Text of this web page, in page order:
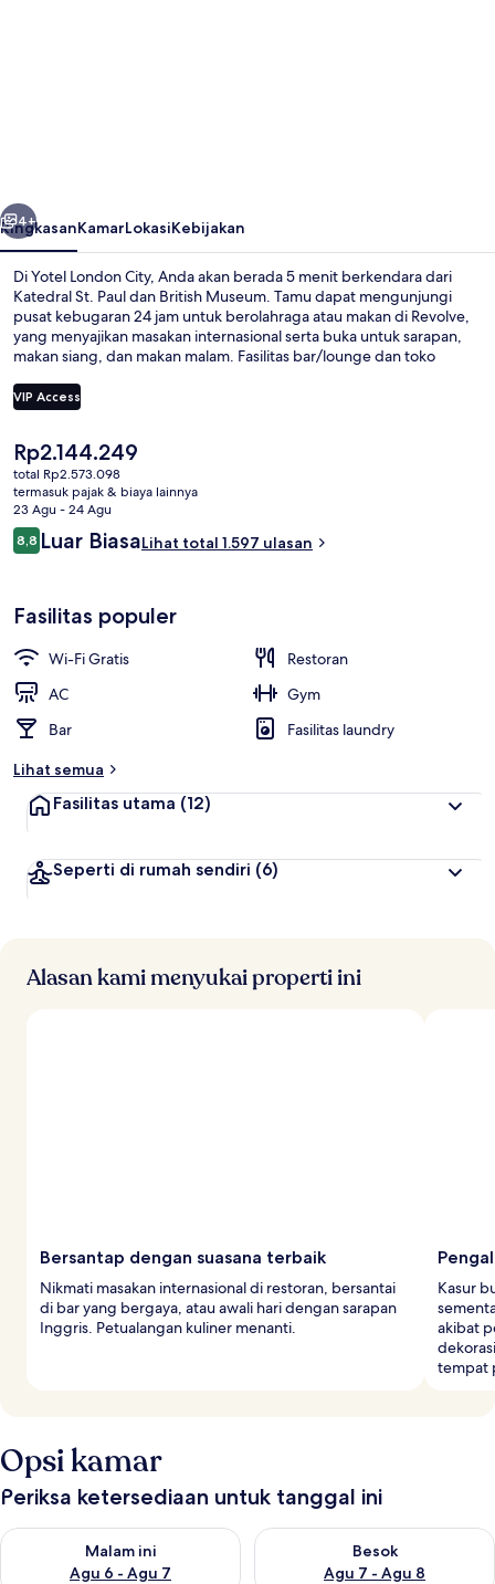
Berikutnya
4+
RingkasanKamarLokasiKebijakan
Di Yotel London City, Anda akan berada 5 menit berkendara dari
Katedral St. Paul dan British Museum. Tamu dapat mengunjungi
pusat kebugaran 24 jam untuk berolahraga atau makan di Revolve,
yang menyajikan masakan internasional serta buka untuk sarapan,
makan siang, dan makan malam. Fasilitas bar/lounge dan toko
lokasinya untuk mengunjungi tempat menarik dan karena sangat
dekat dari transportasi umum: Stasiun Bawah Tanah Farringdon
VIP Access
Harga
saat
ini
Rp2.144.249
Rp2.144.249
total Rp2.573.098
termasuk pajak & biaya lainnya
23 Agu - 24 Agu
Ulasan
8,88,8 dari 10
Luar BiasaLihat total 1.597 ulasan
Fasilitas populer
Wi-Fi Gratis
Restoran
AC
Gym
Bar
Fasilitas laundry
Lihat semua
Fasilitas utama (12)
Seperti di rumah sendiri (6)
Alasan kami menyukai properti ini
Bersantap dengan suasana terbaik
Nikmati masakan internasional di restoran, bersantai
di bar yang bergaya, atau awali hari dengan sarapan
Inggris. Petualangan kuliner menanti.
Kasur
akibat
tempat
Opsi kamar
Periksa ketersediaan untuk tanggal ini
Malam ini
Agu 6 - Agu 7
Periksa ketersediaan untuk malam ini Agu 6 - Agu 7
Besok
Agu 7 - Agu 8
Periksa ketersediaan untuk